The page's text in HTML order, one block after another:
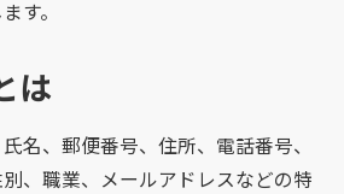
す。
は
名、郵便番号、住所、電話番号、
、職業、メールアドレスなどの特